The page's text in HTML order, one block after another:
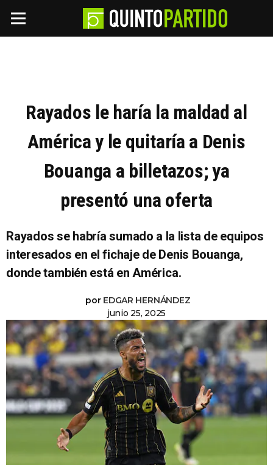
Rayados le haría la maldad al
América y le quitaría a Denis
Bouanga a billetazos; ya
presentó una oferta
Rayados se habría sumado a la lista de equipos
interesados en el fichaje de Denis Bouanga,
donde también está en América.
por EDGAR HERNÁNDEZ
junio 25, 2025